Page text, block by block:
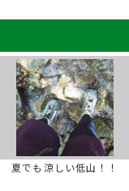
夏でも涼しい低山！！